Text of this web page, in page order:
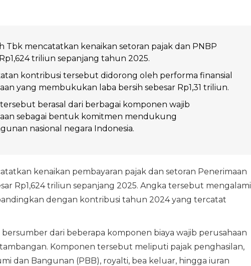
Tbk mencatatkan kenaikan setoran pajak dan PNBP
triliun sepanjang tahun 2025.
kontribusi tersebut didorong oleh performa finansial
yang membukukan laba bersih sebesar Rp1,31 triliun.
berasal dari berbagai komponen wajib
sebagai bentuk komitmen mendukung
nasional negara Indonesia.
kenaikan pembayaran pajak dan setoran Penerimaan
Rp1,624 triliun sepanjang 2025. Angka tersebut mengalami
dengan kontribusi tahun 2024 yang tercatat
dari beberapa komponen biaya wajib perusahaan
Komponen tersebut meliputi pajak penghasilan,
dan Bangunan (PBB), royalti, bea keluar, hingga iuran